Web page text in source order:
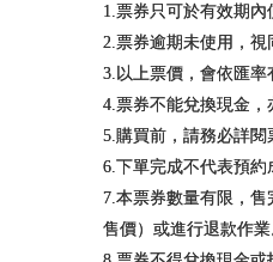
1.票券只可於有效期內
2.票券逾期未使用，視
3.以上票價，會依匯率
4.票券不能兌換現金，
5.購買前，請務必詳閱
6.下單完成不代表預約
7.本票券數量有限，
售價）或進行退款作業